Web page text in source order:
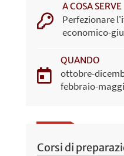
A COSA SERVE
Perfezionare
economico-
QUANDO
ottobre-
febbraio-
Corsi di